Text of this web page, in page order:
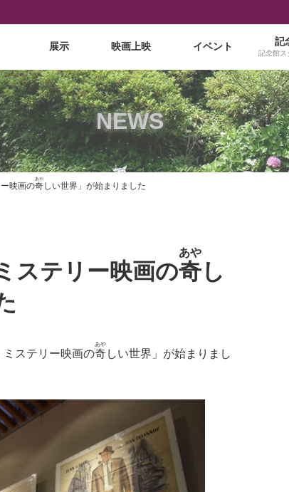
展示 映画上映 イベント 記
記念館ス
NEWS
映画の奇
あや
しい世界」が始まりました
ステリー映画の奇
あや
し
ステリー映画の奇
あや
しい世界」が始まりまし